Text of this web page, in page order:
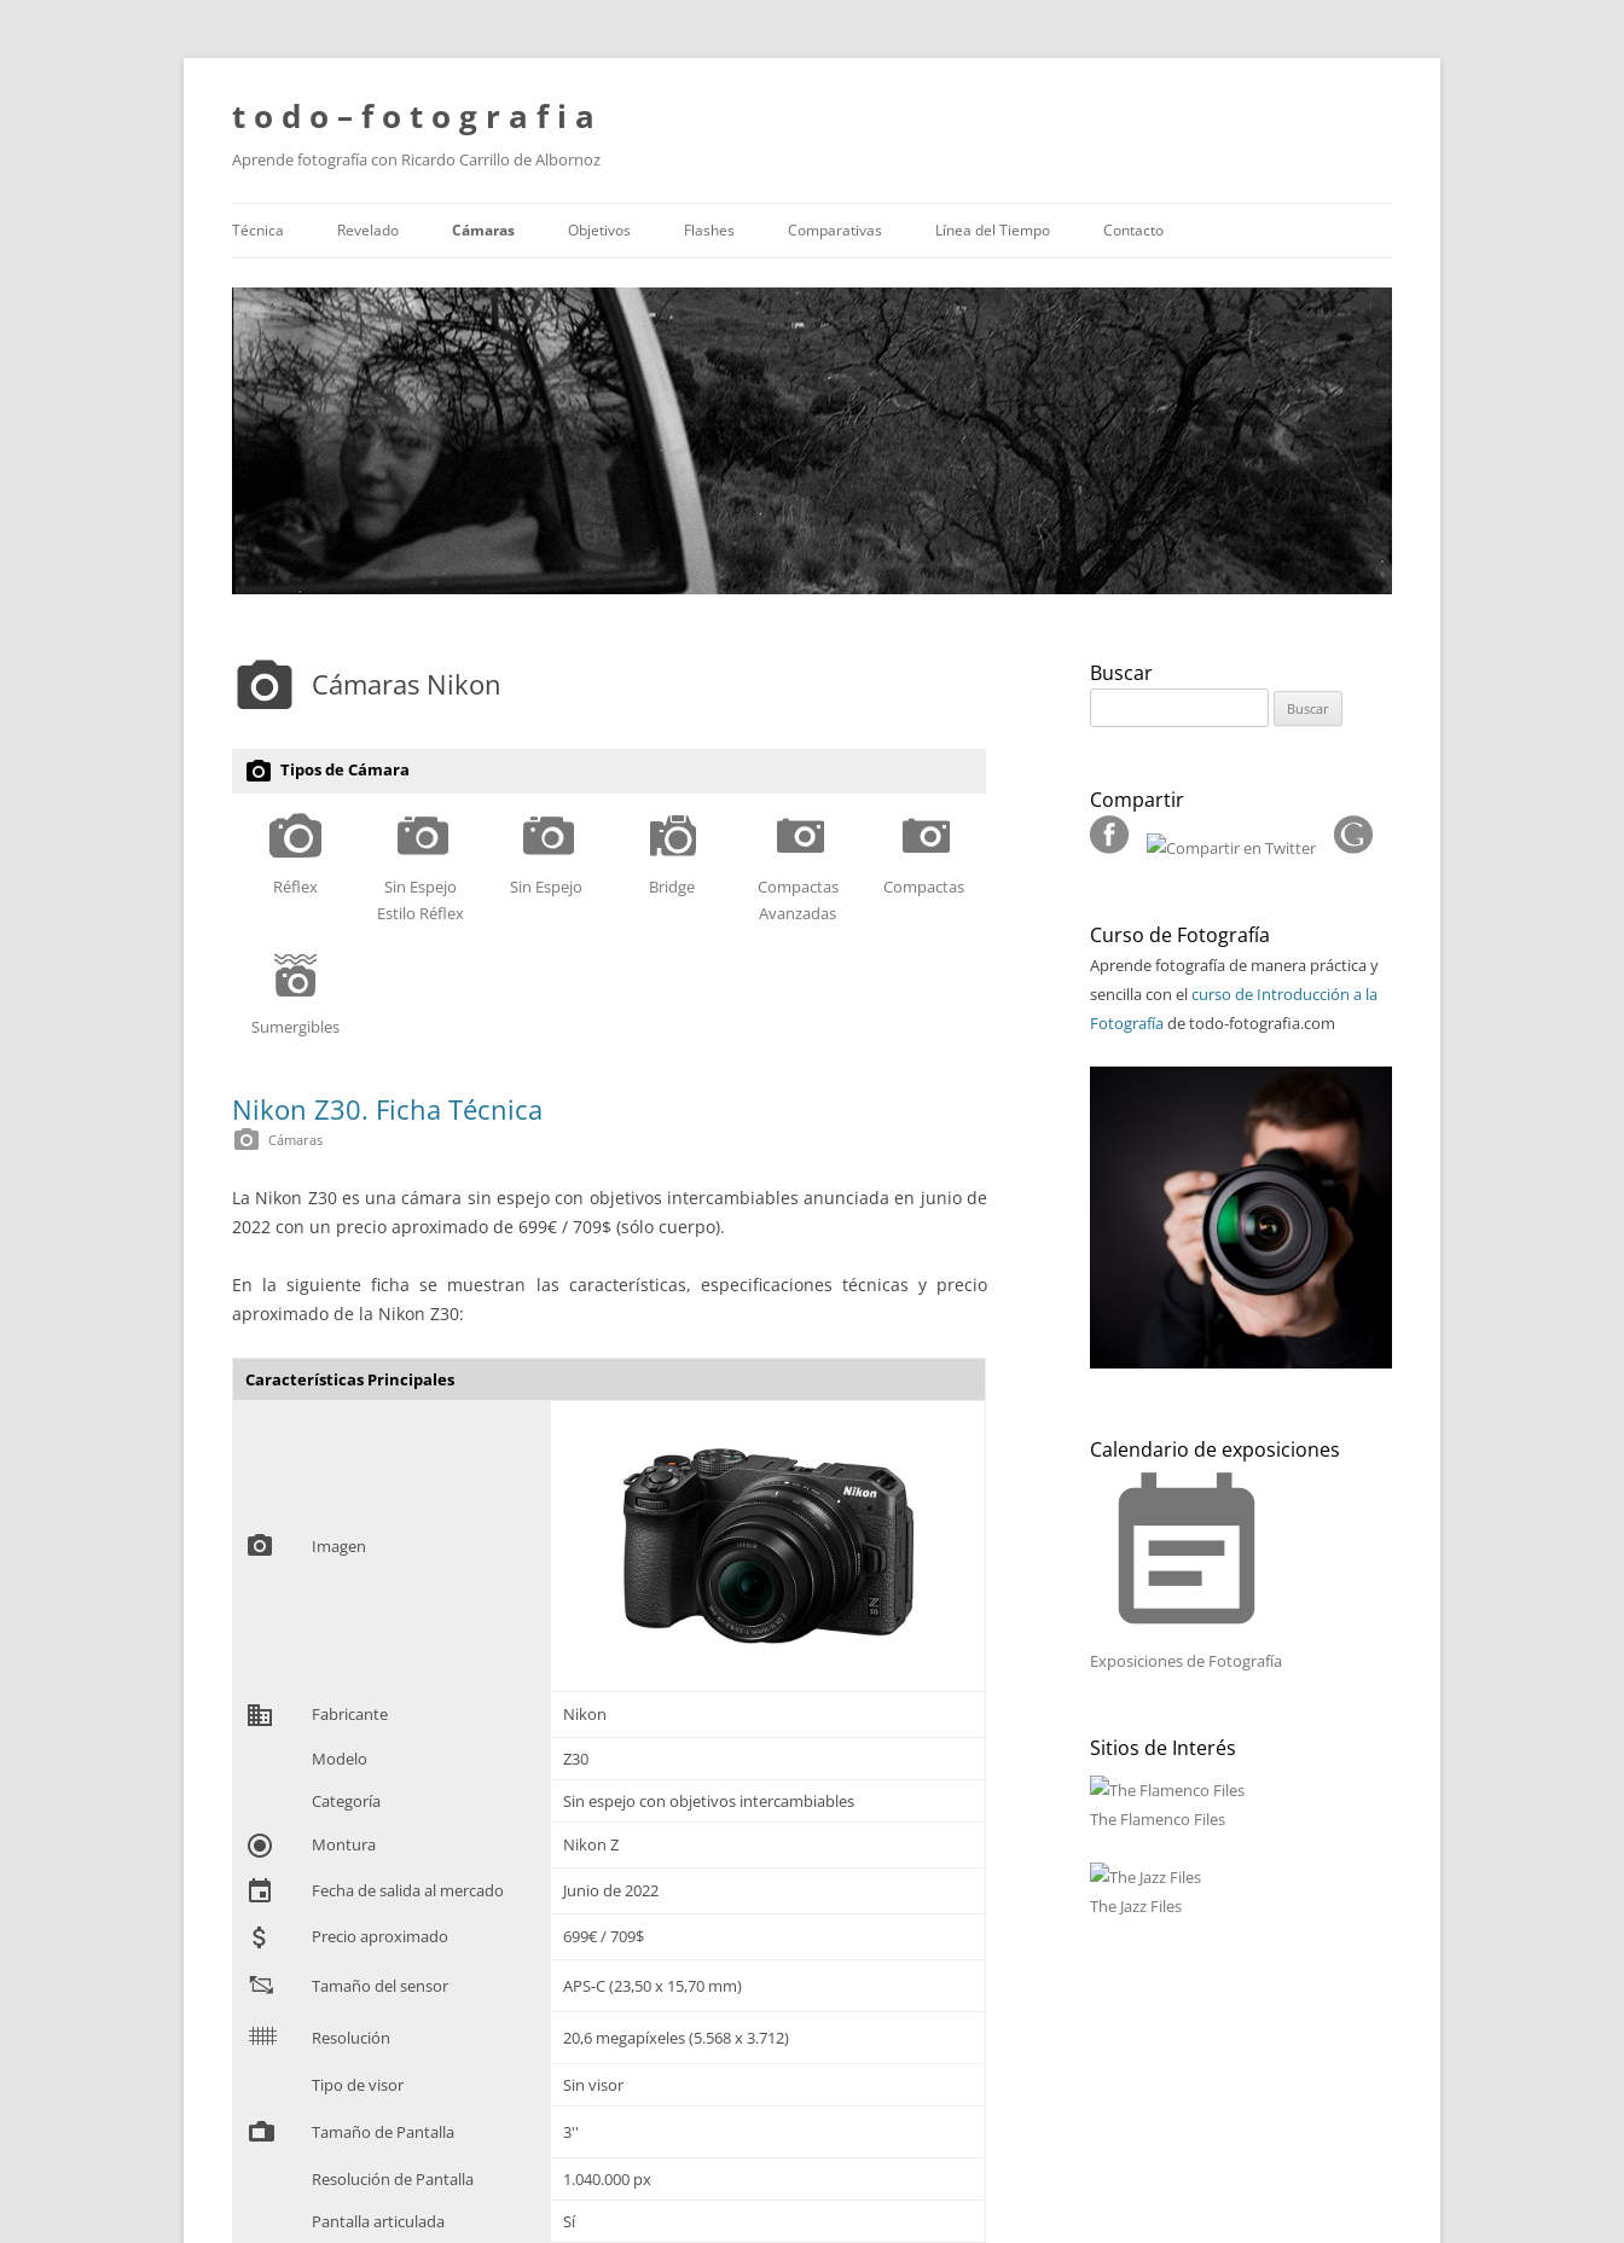
t o d o – f o t o g r a f i a
Aprende fotografía con Ricardo Carrillo de Albornoz
al
contenido
Técnica Revelado Cámaras Objetivos Flashes Comparativas Línea del Tiempo Contacto
photo_camera Cámaras Nikon
photo_camera Tipos de Cámara
M
Réflex
P
Sin Espejo
Estilo Réflex
P
Sin Espejo
N
Bridge
L
Compactas
Avanzadas
L
Compactas
O
Sumergibles
Nikon Z30. Ficha Técnica
photo_camera Cámaras
La Nikon Z30 es una cámara sin espejo con objetivos intercambiables anunciada en junio de
2022 con un precio aproximado de 699€ / 709$ (sólo cuerpo).
En la siguiente ficha se muestran las características, especificaciones técnicas y precio
aproximado de la Nikon Z30:
Características Principales
photo_camera Imagen
domain Fabricante Nikon
Modelo
Z30
Categoría
Sin espejo con objetivos intercambiables
radio_button_checked Montura Nikon Z
event Fecha de salida al mercado Junio de 2022
attach_money Precio aproximado 699€ / 709$
" Tamaño del sensor APS-C (23,50 x 15,70 mm)
$ Resolución 20,6 megapíxeles (5.568 x 3.712)
Tipo de visor Sin visor
% Tamaño de Pantalla 3''
Resolución de Pantalla
1.040.000 px
Pantalla articulada
Sí
Buscar
Compartir
Curso de Fotografía
Aprende fotografía de manera práctica y
sencilla con elcurso de Introducción a la
Fotografíade todo-fotografia.com
Calendario de exposiciones
event_note
Exposiciones de Fotografía
Sitios de Interés
The Flamenco Files
The Jazz Files